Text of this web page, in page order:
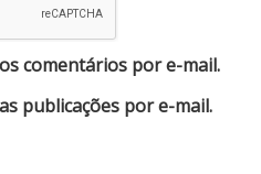
comentários por e-mail.
publicações por e-mail.